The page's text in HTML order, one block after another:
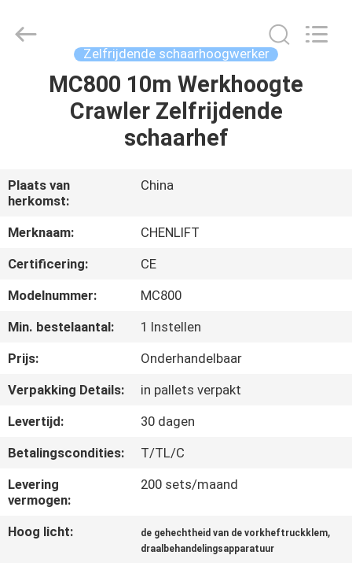
PRODUCTEN
OVER
ONS
FABRIEKSTOCHT
NEEM
CONTACT
MET
ONS
LTD.
Zelfrijdende schaarhoogwerker
MC800 10m Werkhoogte
Crawler Zelfrijdende
schaarhef
Plaats van
herkomst:
China
Merknaam:
CHENLIFT
Certificering:
CE
Modelnummer:
MC800
Min. bestelaantal:
1 Instellen
Prijs:
Onderhandelbaar
Verpakking Details:
in pallets verpakt
Levertijd:
30 dagen
Betalingscondities:
T/TL/C
Levering
vermogen:
200 sets/maand
Hoog licht: de gehechtheid van de vorkheftruckklem,
draalbehandelingsapparatuur